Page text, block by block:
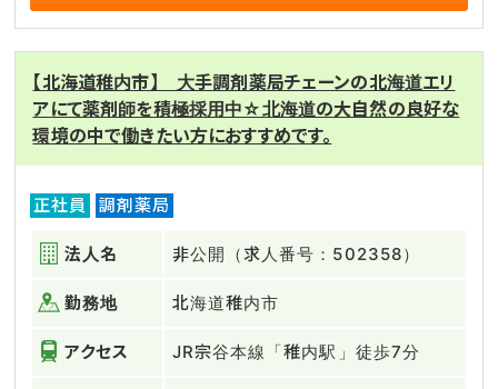
【北海道稚内市】 大手調剤薬局チェーンの北海道エリ
アにて薬剤師を積極採用中☆北海道の大自然の良好な
環境の中で働きたい方におすすめです。
正社員 調剤薬局
法人名 非公開（求人番号：502358）
勤務地 北海道稚内市
アクセス JR宗谷本線「稚内駅」徒歩7分